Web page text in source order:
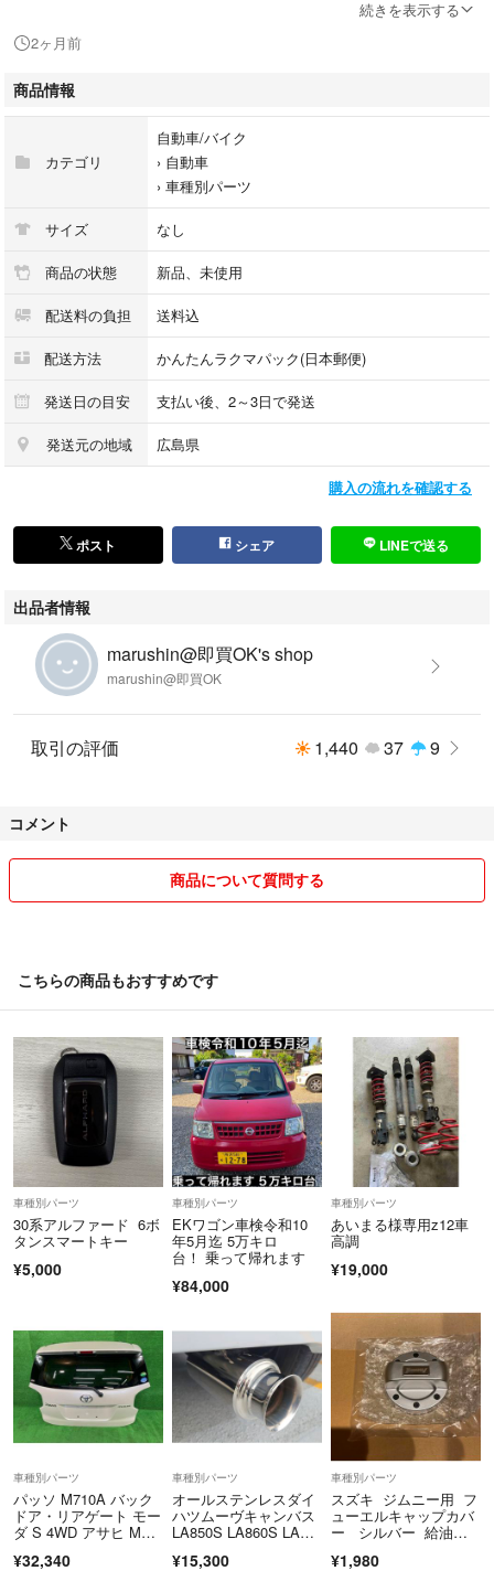
さい
【仕様】
新品未使用
【おすすめポイント】
・割れたミラーの交換に最適
・コストを抑えて修理可能
・取り付けも比較的簡単
軽トラ・軽バンのメンテナンスやカスタムにおすすめです。
続きを表示する
2ヶ月前
商品情報
カテゴリ
自動車/バイク
› 自動車
› 車種別パーツ
サイズ なし
商品の状態 新品、未使用
配送料の負担 送料込
配送方法 かんたんラクマパック(日本郵便)
発送日の目安 支払い後、2～3日で発送
発送元の地域 広島県
購入の流れを確認する
ポスト シェア LINEで送る
出品者情報
marushin@即買OK's shop
marushin@即買OK
取引の評価 1,440 37 9
コメント
商品について質問する
こちらの商品もおすすめです
車種別パーツ
30系アルファード 6ボ
タンスマートキー
¥5,000
車種別パーツ
EKワゴン車検令和10
年5月迄 5万キロ
台！ 乗って帰れます
¥84,000
車種別パーツ
あいまる様専用z12車
高調
¥19,000
車種別パーツ
パッソ M710A バック
ドア・リアゲート モー
ダ S 4WD アサヒ M2L
4
¥32,340
車種別パーツ
オールステンレスダイ
ハツムーヴキャンバス
LA850S LA860S LA80
フラーカッター
¥15,300
車種別パーツ
スズキ ジムニー用 フ
ューエルキャップカバ
ー シルバー 給油口
¥1,980